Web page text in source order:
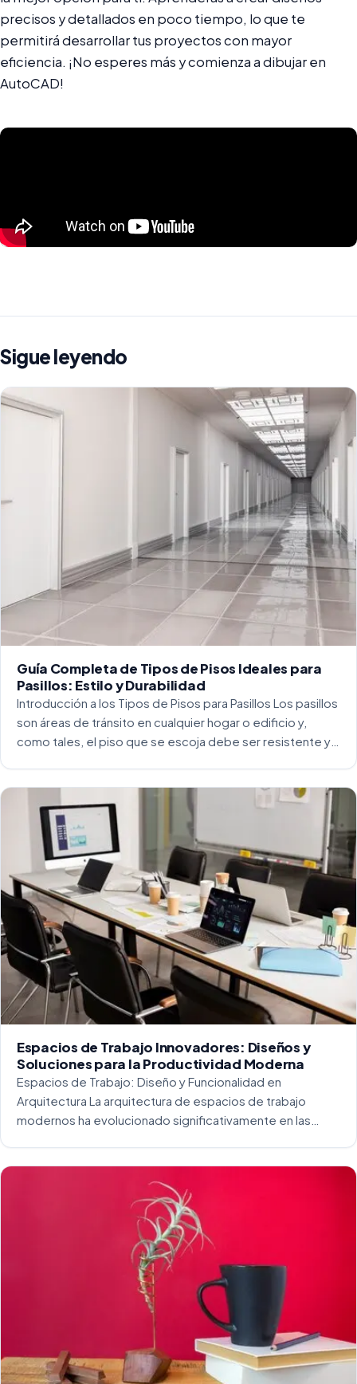
precisos y detallados en poco tiempo, lo que te
permitirá desarrollar tus proyectos con mayor
eficiencia. ¡No esperes más y comienza a dibujar en
AutoCAD!
Sigue leyendo
Guía Completa de Tipos de Pisos Ideales para
Pasillos: Estilo y Durabilidad
Introducción a los Tipos de Pisos para Pasillos Los pasillos
son áreas de tránsito en cualquier hogar o edificio y,
como tales, el piso que se escoja debe ser resistente y
Espacios de Trabajo Innovadores: Diseños y
Soluciones para la Productividad Moderna
Espacios de Trabajo: Diseño y Funcionalidad en
Arquitectura La arquitectura de espacios de trabajo
modernos ha evolucionado significativamente en las